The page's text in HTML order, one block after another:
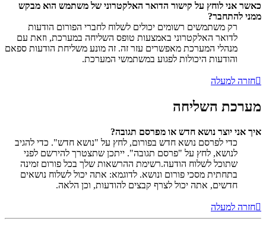
כאשר אני לוחץ על קישור הדואר האלקטרוני של משתמש הוא מבקש
ממני להתחבר?
רק משתמשים רשומים יכולים לשלוח לחברי הפורום הודעות
לדואר האלקטרוני באמצעות טופס השליחה במערכת, וזאת עם
מנהלי המערכת מאפשרים עזר זה. זה מונע משליחת הודעות ספאם
והודעות היכולות לפגוע במשתמשי המערכת.
חזרה למעלה
מערכת השליחה
איך אני יוצר נושא חדש או מפרסם תגובה?
כדי לפרסם נושא חדש בפורום, לחץ על "נושא חדש". כדי להגיב
לנושא, לחץ על "פרסם תגובה". ייתכן שתצטרך להירשם לפני
שתוכל לשלוח הודעה.רשימת ההרשאות שלך בכל פורום זמינה
בתחתית מסכי פורום ונושא. לדוגמא: אתה יכול לשלוח נושאים
חדשים, אתה יכול לצרף קבצים להודעות, וכן הלאה.
חזרה למעלה